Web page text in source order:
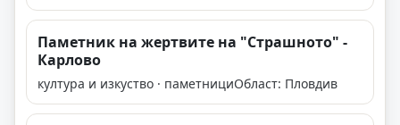
Паметник на жертвите на "Страшното" -
Карлово
култура и изкуство · паметнициОбласт: Пловдив